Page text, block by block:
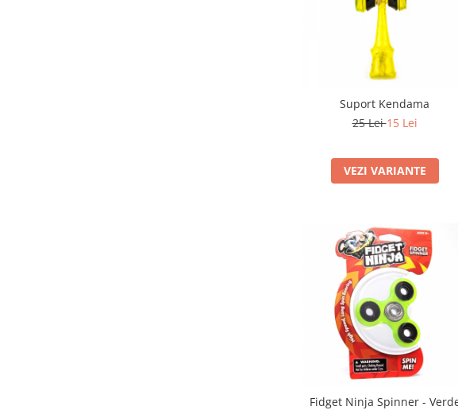
Suport Kendama
25 Lei15 Lei
VEZI VARIANTE
Fidget Ninja Spinner -